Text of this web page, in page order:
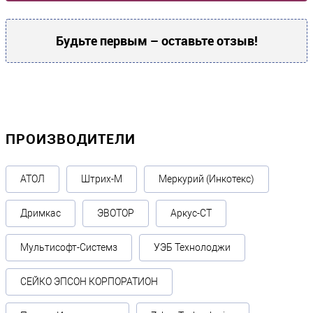
Будьте первым – оставьте отзыв!
ПРОИЗВОДИТЕЛИ
АТОЛ Штрих-М Меркурий (Инкотекс)
Дримкас ЭВОТОР Аркус-СТ
Мультисофт-Системз УЭБ Технолоджи
СЕЙКО ЭПСОН КОРПОРАТИОН